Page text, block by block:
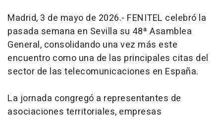
Madrid, 3 de mayo de 2026.- FENITEL celebró la
pasada semana en Sevilla su 48ª Asamblea
General, consolidando una vez más este
encuentro como una de las principales citas del
sector de las telecomunicaciones en España.
La jornada congregó a representantes de
asociaciones territoriales, empresas